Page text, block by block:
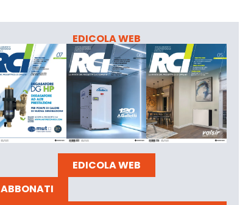
EDICOLA WEB
EDICOLA WEB
ABBONATI